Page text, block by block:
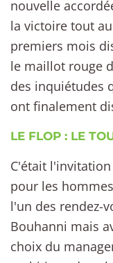
nouvelle
la victoire tout
premiers mois
le maillot rouge
des inquiétudes
ont finalement
LE FLOP : LE
C'était
pour les
l'un des rendez-
Bouhanni mais
choix du